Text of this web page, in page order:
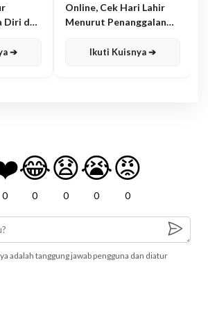
dan
➔
Online, Cek Hari Lahir
Menurut Penanggalan
Ikuti Kuisnya ➔
0
😂
0
😧
0
😭
0
😡
0
adalah tanggung jawab pengguna dan diatur